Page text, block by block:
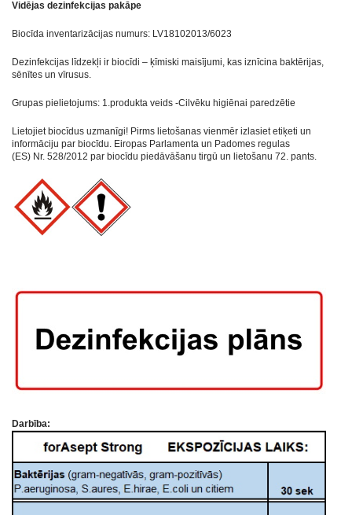
Vidējas dezinfekcijas pakāpe
Biocīda inventarizācijas numurs: LV18102013/6023
Dezinfekcijas līdzekļi ir biocīdi – ķīmiski maisījumi, kas iznīcina baktērijas,
sēnītes un vīrusus.
Grupas pielietojums: 1.produkta veids -Cilvēku higiēnai paredzētie
Lietojiet biocīdus uzmanīgi! Pirms lietošanas vienmēr izlasiet etiķeti un
informāciju par biocīdu. Eiropas Parlamenta un Padomes regulas
(ES) Nr. 528/2012 par biocīdu piedāvāšanu tirgū un lietošanu 72. pants.
Darbība: